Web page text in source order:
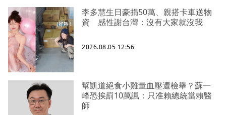
李多慧生日豪捐50萬、親搭卡車送物
資 感性謝台灣：沒有大家就沒我
2026.08.05 12:56
幫凱道絕食小雞量血壓遭檢舉？蘇一
峰恐挨罰10萬諷：只准賴總統當賴醫
師